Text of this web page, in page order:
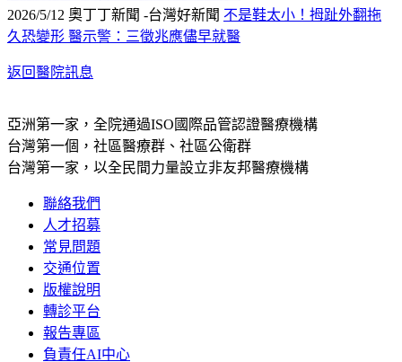
2026/5/12 奧丁丁新聞 -台灣好新聞 不是鞋太小！拇趾外翻拖
久恐變形 醫示警：三徵兆應儘早就醫
返回醫院訊息
亞洲第一家，全院通過ISO國際品管認證醫療機構
台灣第一個，社區醫療群、社區公衛群
台灣第一家，以全民間力量設立非友邦醫療機構
聯絡我們
人才招募
常見問題
交通位置
版權說明
轉診平台
報告專區
負責任AI中心